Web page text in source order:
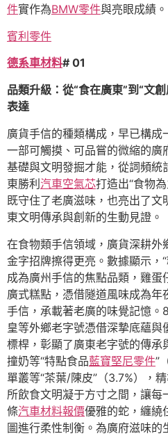
件實作為BMW零件與亮眼成績。
賓利零件
德系車材料# 01
品類升級：從“食在廣東”到“文
表達
廣貨手信的種類構成，早已構成
一部可觸摸、可品嘗的微縮的廣
基礎與文明發掘才能，從詞頻統
東勝利 汽車空氣芯打造出“食物
既守住了老廣滋味，也亮出了
東文明傳承與創新的生動見證。
在食物類手信領域，廣貨深耕外
金字招牌擦得更亮。數據顯示，
成為廣州手信的焦點品類，雞
廣式糕點，憑借隧道風味成為年
手信，承載著老廣的味覺記憶。
皇等外鄉老字號憑借深摯底蘊
標桿，彰顯了廣東老字號的傳承
撞奶等“特點食品藍寶堅尼零件”
單叢等“茶葉/陳皮”（3.7%），
所飲食文明凝于方寸之間，讓
條汽車材料報價優雅的蛇，纏繞
圖進行柔性制衡。為廣府滋味的